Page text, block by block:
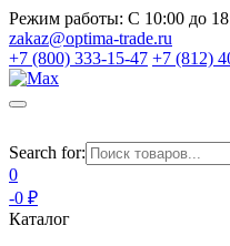
Режим работы: С 10:00 до
zakaz@optima-trade.ru
+7 (800) 333-15-47 +7 (812)
Search for:
0
-0 ₽
Каталог